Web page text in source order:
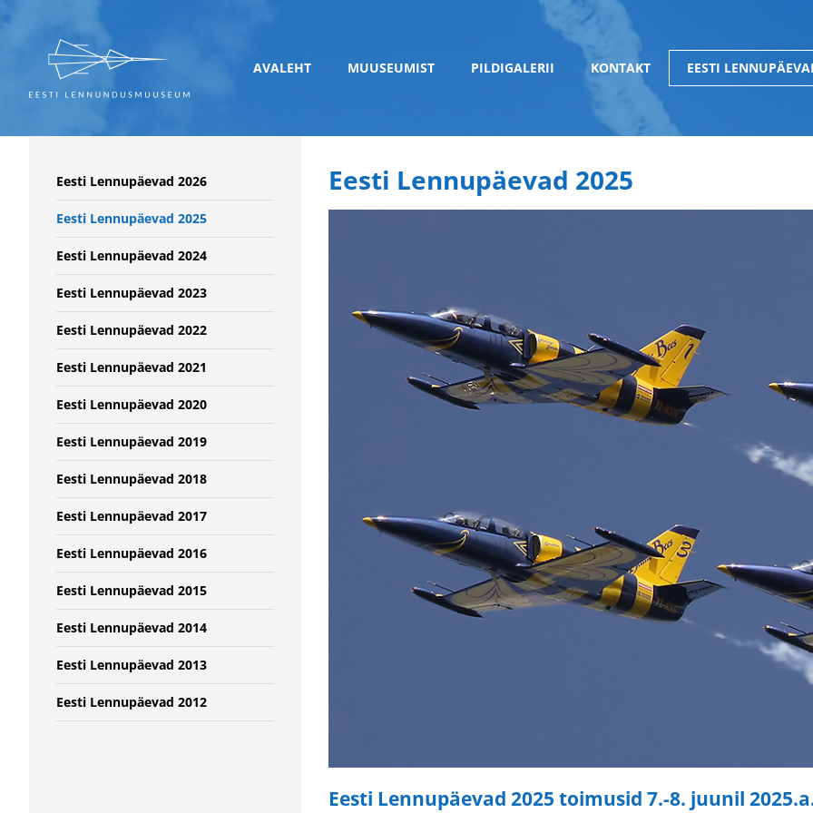
AVALEHT MUUSEUMIST PILDIGALERII KONTAKT EESTI
Eesti Lennupäevad 2026
Eesti Lennupäevad 2025
Eesti Lennupäevad 2024
Eesti Lennupäevad 2023
Eesti Lennupäevad 2022
Eesti Lennupäevad 2021
Eesti Lennupäevad 2020
Eesti Lennupäevad 2019
Eesti Lennupäevad 2018
Eesti Lennupäevad 2017
Eesti Lennupäevad 2016
Eesti Lennupäevad 2015
Eesti Lennupäevad 2014
Eesti Lennupäevad 2013
Eesti Lennupäevad 2012
Eesti Lennupäevad 2025
Eesti Lennupäevad 2025 toimusid 7.-8. juunil